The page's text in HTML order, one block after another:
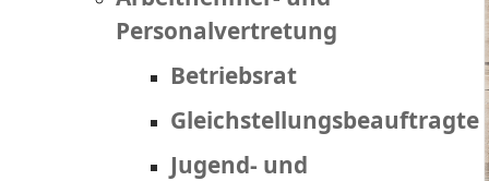
Personalvertretung
Betriebsrat
Gleichstellungsbeauftragte
Jugend- und